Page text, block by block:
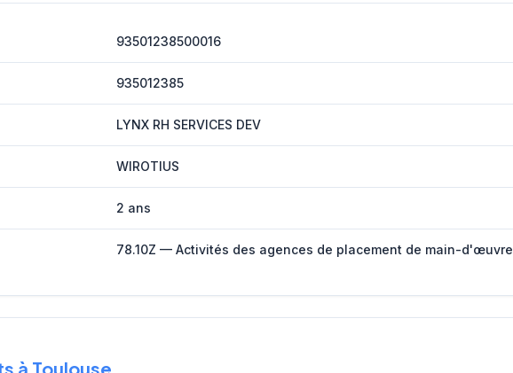
93501238500016
935012385
LYNX RH SERVICES DEV
WIROTIUS
2 ans
78.10Z — Activités des agences de placement de main-d'œuvre
à Toulouse